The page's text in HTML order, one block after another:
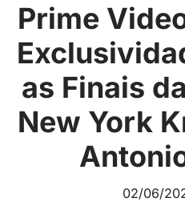
Prime
as Finais
New York
02/06/